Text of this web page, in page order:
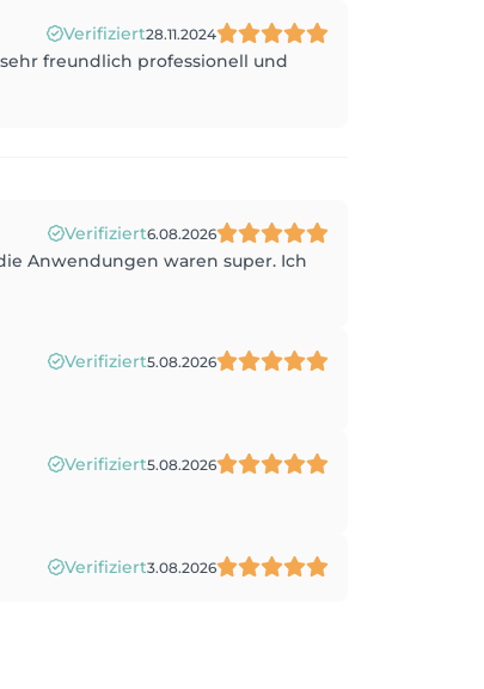
Verifiziert28.11.2024
freundlich professionell und
Verifiziert6.08.2026
Anwendungen waren super. Ich
Verifiziert5.08.2026
Verifiziert5.08.2026
Verifiziert3.08.2026